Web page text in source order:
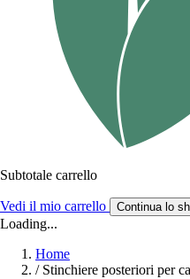
Subtotale carrello
Vedi il mio carrello Continua lo
Loading...
Home
/ Stinchiere posteriori per